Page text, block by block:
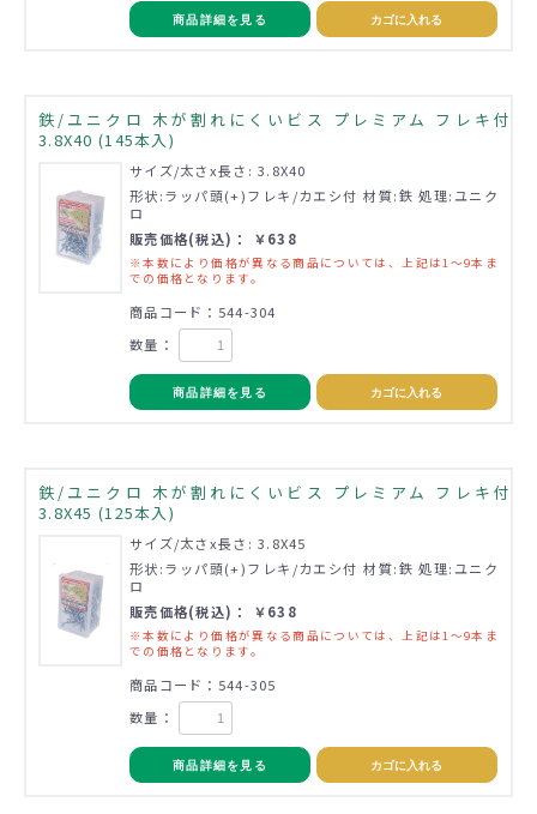
商品詳細を見る カゴに入れる
鉄/ユニクロ 木が割れにくいビス プレミアム フレキ付
3.8X40 (145本入)
サイズ/太さx長さ: 3.8X40
形状:ラッパ頭(+)フレキ/カエシ付 材質:鉄 処理:ユニク
ロ
販売価格(税込)： ￥638
※本数により価格が異なる商品については、上記は1～9本ま
での価格となります。
商品コード：544-304
数量：
商品詳細を見る カゴに入れる
鉄/ユニクロ 木が割れにくいビス プレミアム フレキ付
3.8X45 (125本入)
サイズ/太さx長さ: 3.8X45
形状:ラッパ頭(+)フレキ/カエシ付 材質:鉄 処理:ユニク
ロ
販売価格(税込)： ￥638
※本数により価格が異なる商品については、上記は1～9本ま
での価格となります。
商品コード：544-305
数量：
商品詳細を見る カゴに入れる